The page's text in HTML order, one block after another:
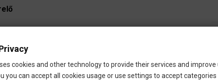
cookies and other technology to provide their services and improve
you can accept all cookies usage or use settings to accept categories